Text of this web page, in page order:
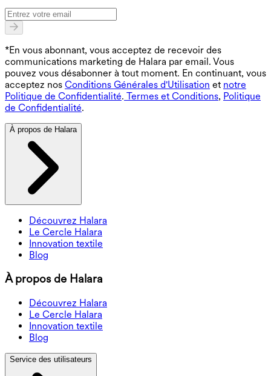
*En vous abonnant, vous acceptez de recevoir des
communications marketing de Halara par email. Vous
pouvez vous désabonner à tout moment. En continuant, vous
acceptez nos Conditions Générales d'Utilisation et notre
Politique de Confidentialité. Termes et Conditions, Politique
de Confidentialité.
À propos de Halara
Découvrez Halara
Le Cercle Halara
Innovation textile
Blog
À propos de Halara
Découvrez Halara
Le Cercle Halara
Innovation textile
Blog
Service des utilisateurs